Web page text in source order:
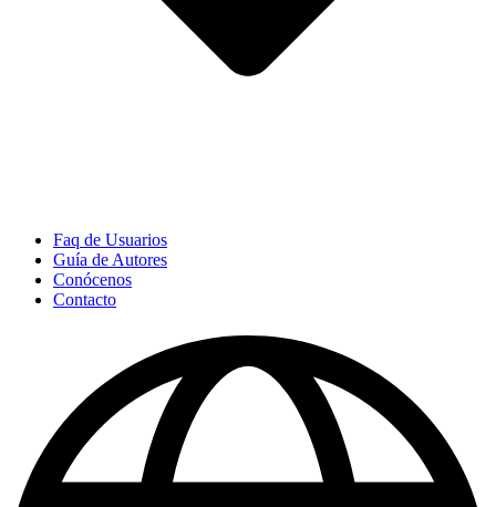
Faq de Usuarios
Guía de Autores
Conócenos
Contacto